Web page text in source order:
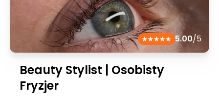
5.00/5
Beauty Stylist | Osobisty
Fryzjer